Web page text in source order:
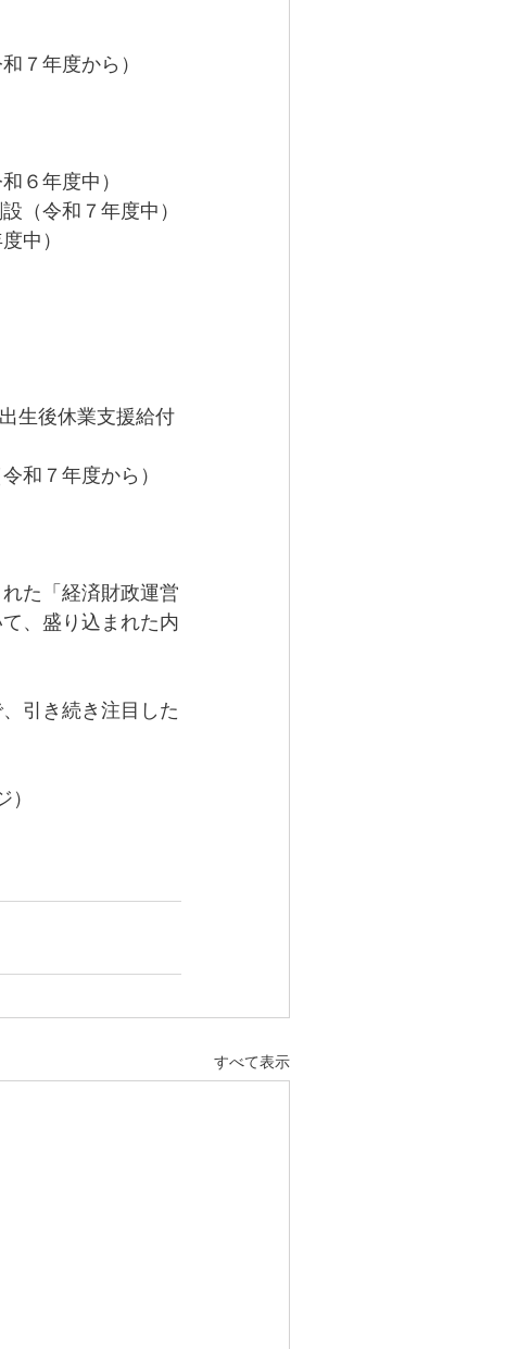
７年度から）
６年度中）
（令和７年度中）
中）
生後休業支援給付
和７年度から）
た「経済財政運営
、盛り込まれた内
引き続き注目した
）
すべて表示